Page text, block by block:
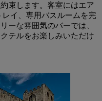
束します。客室にはエア
イ、専用バスルームを完
ーな雰囲気のバーでは、
テルをお楽しみいただけ